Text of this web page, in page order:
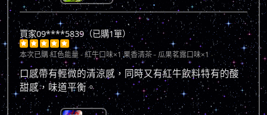
買家09****5839（已購1單）
    
本次已購紅色能量 - 紅牛口味×1 果香清茶 - 瓜果茗露口味×1
口感帶有輕微的清涼感，同時又有紅牛飲料特有的酸
甜感，味道平衡。